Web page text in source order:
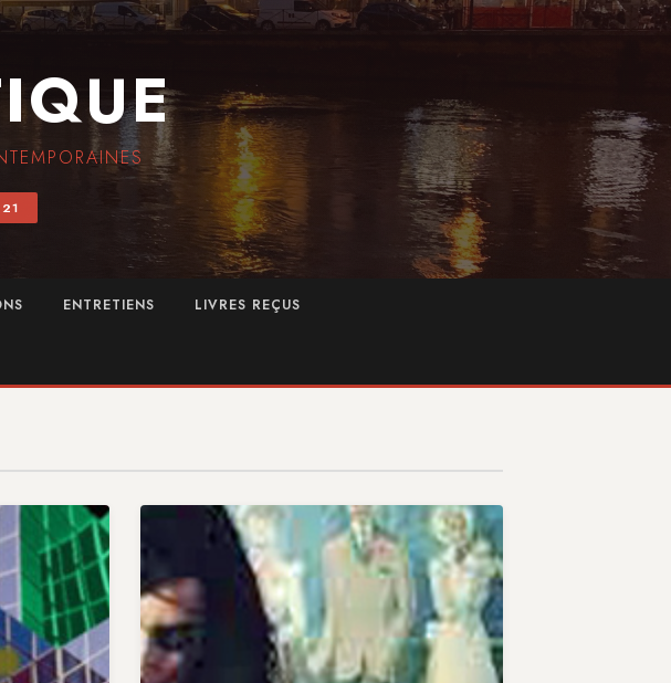
ENTRETIENS LIVRES REÇUS